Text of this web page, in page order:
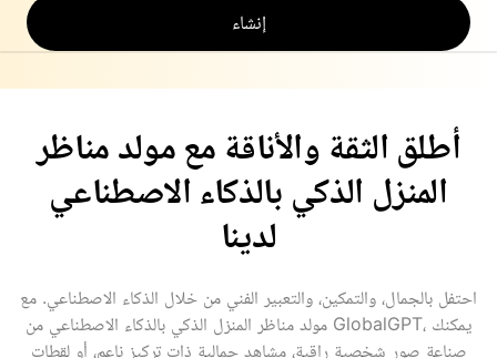
إنشاء
أطلق الثقة والأناقة مع مولد مناظر
المنزل الذكي بالذكاء الاصطناعي
لدينا
احتفل بالجمال، والتمكين، والتعبير الفني من خلال الذكاء الاصطناعي. مع
مولد مناظر المنزل الذكي بالذكاء الاصطناعي من GlobalGPT، يمكنك
صناعة صور شخصية راقية، مشاهد جمالية ذات تركيز ناعم، أو لقطات